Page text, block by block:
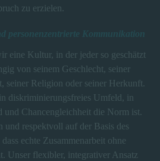
zu erzielen.
eine Kultur, in der jeder so geschätzt
von seinem Geschlecht, seiner
seiner Religion oder seiner Herkunft.
diskriminierungsfreies Umfeld, in
Chancengleichheit die Norm ist.
respektvoll auf der Basis des
echte Zusammenarbeit ohne
Unser flexibler, integrativer Ansatz